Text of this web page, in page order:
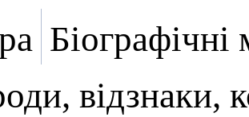
Біографічні
відзнаки,